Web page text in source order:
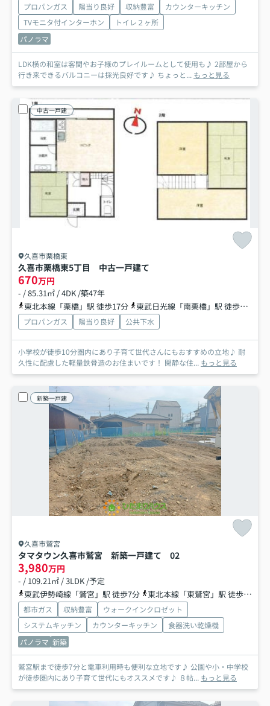
プロパンガス 陽当り良好 収納豊富
カウンターキッチン
TVモニタ付インターホン
トイレ２ヶ所
パノラマ
LDK横の和室は客間やお子様のプレイルームとして使用も♪ 2部屋から
行き来できるバルコニーは採光良好です♪ ちょっと... もっと見る
中古一戸建
久喜市栗橋東
久喜市栗橋東5丁目 中古一戸建て
670万円
- / 85.31㎡ / 4DK /築47年
東北本線「栗橋」駅 徒歩17分
東武日光線「南栗橋」駅 徒歩34分
プロパンガス 陽当り良好 公共下水
小学校が徒歩10分圏内にあり子育て世代さんにもおすすめの立地♪ 耐
久性に配慮した軽量鉄骨造のお住まいです！ 閑静な住... もっと見る
新築一戸建
久喜市鷲宮
タマタウン久喜市鷲宮 新築一戸建て 02
3,980万円
- / 109.21㎡ / 3LDK /予定
東武伊勢崎線「鷲宮」駅 徒歩7分
東北本線「東鷲宮」駅 徒歩34分
都市ガス 収納豊富
ウォークインクロゼット
システムキッチン
カウンターキッチン
食器洗い乾燥機
パノラマ 新築
鷲宮駅まで徒歩7分と電車利用時も便利な立地です♪ 公園や小・中学校
が徒歩圏内にあり子育て世代にもオススメです♪ ８帖... もっと見る